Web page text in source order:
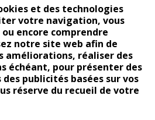
et des technologies
votre navigation, vous
encore comprendre
notre site web afin de
améliorations, réaliser des
échéant, pour présenter des
publicités basées sur vos
réserve du recueil de votre
pour Citroën
d’une légende
Sandero : pour les gens vrais